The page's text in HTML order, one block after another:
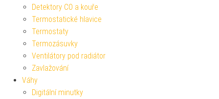
Detektory CO a kouře
Termostatické hlavice
Termostaty
Termozásuvky
Ventilátory pod radiátor
Zavlažování
Váhy
Digitální minutky